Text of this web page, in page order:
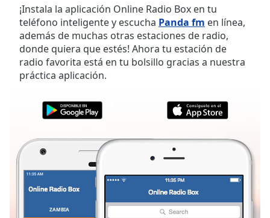
Skip
Backward
Skip
Forward
Mute
Current
Time0:00
Duration-:-
Stream
Type
LIVE
Seek to
currently
¡Instala la aplicación Online Radio Box en tu
teléfono inteligente y escucha Panda fm en línea,
además de muchas otras estaciones de radio,
donde quiera que estés! Ahora tu estación de
radio favorita está en tu bolsillo gracias a nuestra
práctica aplicación.
ZAMBIA